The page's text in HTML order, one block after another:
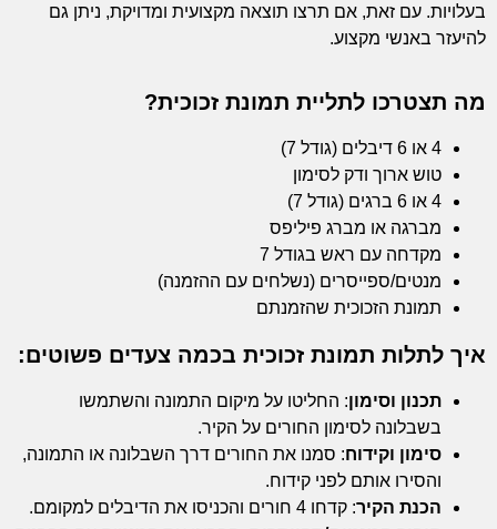
בעלויות. עם זאת, אם תרצו תוצאה מקצועית ומדויקת, ניתן גם
להיעזר באנשי מקצוע.
מה תצטרכו לתליית תמונת זכוכית?
4 או 6 דיבלים (גודל 7)
טוש ארוך ודק לסימון
4 או 6 ברגים (גודל 7)
מברגה או מברג פיליפס
מקדחה עם ראש בגודל 7
מנטים/ספייסרים (נשלחים עם ההזמנה)
תמונת הזכוכית שהזמנתם
איך לתלות תמונת זכוכית בכמה צעדים פשוטים:
תכנון וסימון: החליטו על מיקום התמונה והשתמשו
בשבלונה לסימון החורים על הקיר.
סימון וקידוח: סמנו את החורים דרך השבלונה או התמונה,
והסירו אותם לפני קידוח.
הכנת הקיר: קדחו 4 חורים והכניסו את הדיבלים למקומם.